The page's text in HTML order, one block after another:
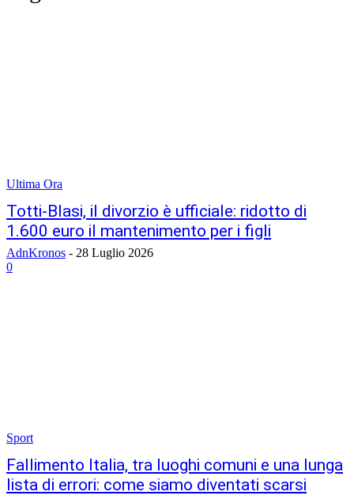
Ultima Ora
Totti-Blasi, il divorzio è ufficiale: ridotto di
1.600 euro il mantenimento per i figli
AdnKronos - 28 Luglio 2026
0
Sport
Fallimento Italia, tra luoghi comuni e una lunga
lista di errori: come siamo diventati scarsi